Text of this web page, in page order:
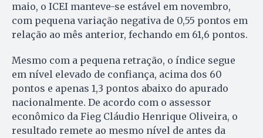
maio, o ICEI manteve-se estável em novembro,
com pequena variação negativa de 0,55 pontos em
relação ao mês anterior, fechando em 61,6 pontos.
Mesmo com a pequena retração, o índice segue
em nível elevado de confiança, acima dos 60
pontos e apenas 1,3 pontos abaixo do apurado
nacionalmente. De acordo com o assessor
econômico da Fieg Cláudio Henrique Oliveira, o
resultado remete ao mesmo nível de antes da